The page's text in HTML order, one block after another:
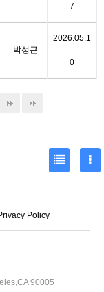
7
박성근
2026.05.1
0
Policy
90005